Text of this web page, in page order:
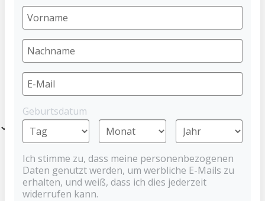
HOME STOPPI
PRODUCTS
Geburtsdatum
Ich stimme zu, dass meine personenbezogenen
Daten genutzt werden, um werbliche E-Mails zu
erhalten, und weiß, dass ich dies jederzeit
widerrufen kann.